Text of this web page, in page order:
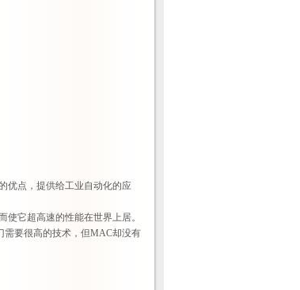
优点，提供给工业自动化的应
它超高速的性能在世界上居。
需要很高的技术，但MAC却没有